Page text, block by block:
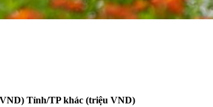
Tỉnh/TP khác (triệu VND)